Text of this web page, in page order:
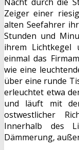
Zeiger einer
alten Seefahrer
Stunden und
ihrem Lichtkegel
einmal das
wie eine
über eine runde
erleuchtet etwa
und läuft mit
ostwestlicher
Innerhalb des
Dämmerung,